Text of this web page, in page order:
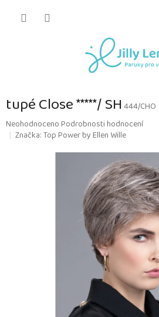
tupé Close *****/ SH444/CHO
Průměrné
hodnocení
NeohodnocenoPodrobnosti hodnocení
Značka:Top Power by Ellen Wille